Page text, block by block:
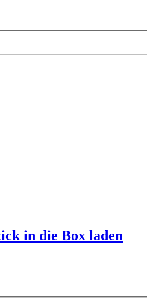
in die Box laden